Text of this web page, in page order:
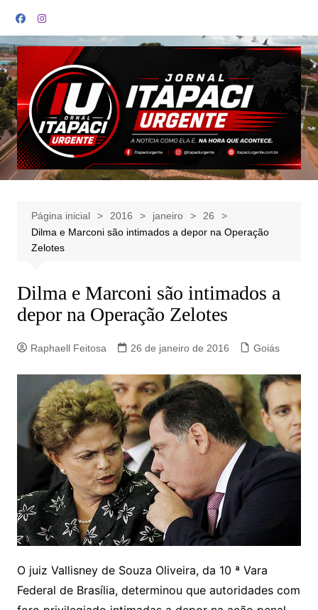
para
o
conteúdo
Página inicial 2016 janeiro
26
Dilma e Marconi são intimados a depor na Operação
Zelotes
Dilma e Marconi são intimados a
depor na Operação Zelotes
Raphaell Feitosa 26 de janeiro de 2016 Goiás
O juiz Vallisney de Souza Oliveira, da 10 ª Vara
Federal de Brasília, determinou que autoridades com